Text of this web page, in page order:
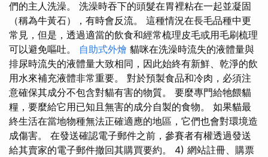
們的主人洗澡。 洗澡時吞下的頭髮在胃裡粘在一起並凝固
（稱為牛黃石），有時會反流。 這種情況在長毛品種中更
常見，但是，透過適當的飲食和經常梳理皮毛或用毛刷梳理
可以避免嘔吐。 自助式外燴 貓咪在洗澡時流失的液體量與
排尿時流失的液體量大致相同，因此始終有新鮮、乾淨的飲
用水來補充液體非常重要。 對於預製食品和冷肉，必須注
意確保其成分不包含對貓有害的物質。 要麼專門給牠餵貓
糧，要麼給它用已知且無害的成分自製的食物。 如果貓最
終生活在當地物種無法正確適應的地區，它們也會對環境造
成傷害。 在發送確認電子郵件之前，參賽者有權透過發送
給其賣家的電子郵件撤回其購買要約。 4) 網站註冊、購票